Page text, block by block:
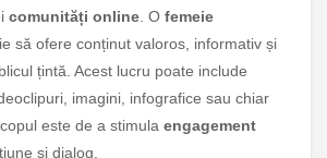
comunități online . O femeie
să ofere conținut valoros, informativ și
țintă. Acest lucru poate include
imagini, infografice sau chiar
este de a stimula engagement
și dialog.